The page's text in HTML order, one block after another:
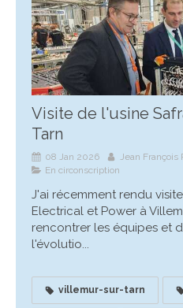
Visite de l'usine
Tarn
08 Jan 2026
Jean François
En circonscription
J'ai récemment rendu
Electrical et Power à
rencontrer les équipes et
l'évolutio...
villemur-sur-tarn